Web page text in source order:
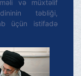
və müxtəlif
təbliği,
üçün istifadə